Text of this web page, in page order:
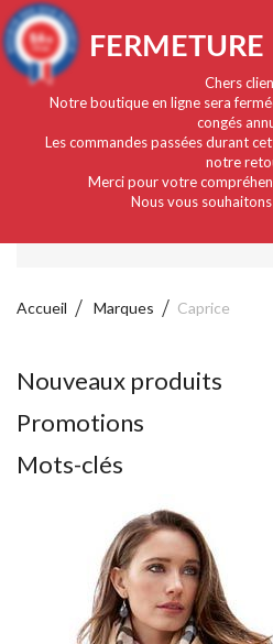
Français
Chers
Notre boutique en ligne sera
congés
Les commandes passées durant
notre
Merci pour votre
Nous vous
Accueil Marques Caprice
Nouveaux produits
Promotions
Mots-clés
9.4/10